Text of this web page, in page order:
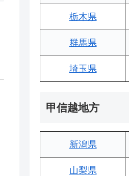
栃木県
群馬県
埼玉県
甲信越地方
新潟県
山梨県